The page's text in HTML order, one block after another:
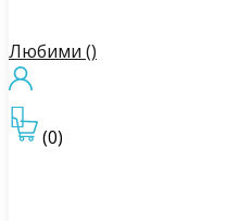
Любими ()
(0)
